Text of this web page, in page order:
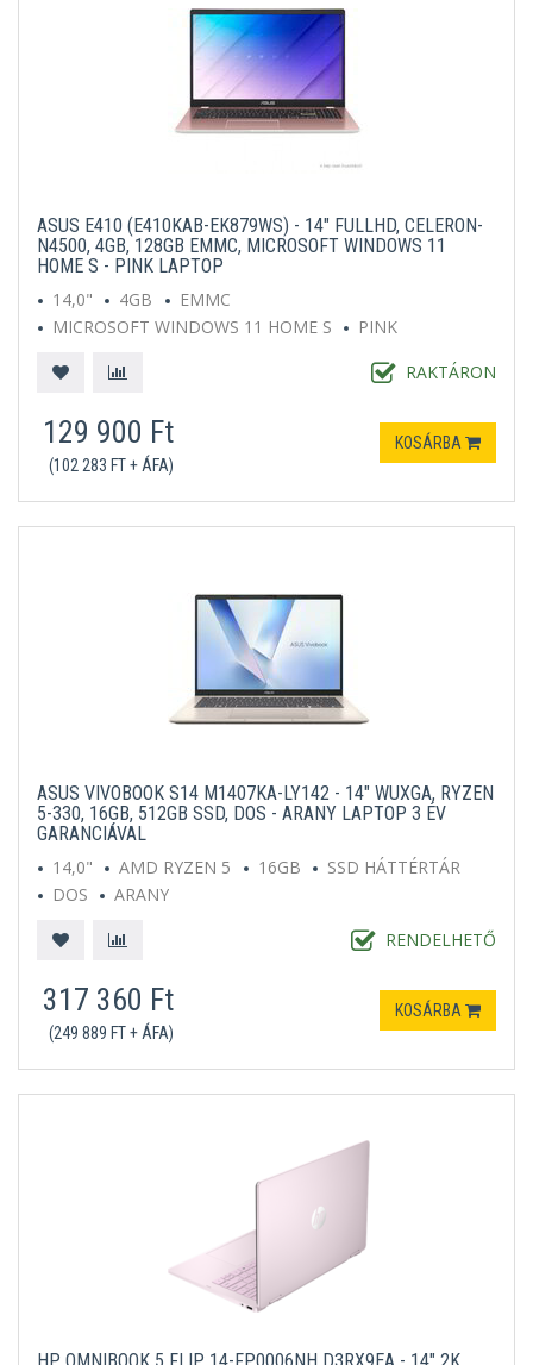
ASUS E410 (E410KAB-EK879WS) - 14" FULLHD, CELERON-
N4500, 4GB, 128GB EMMC, MICROSOFT WINDOWS 11
HOME S - PINK LAPTOP
14,0"
4GB
EMMC
MICROSOFT WINDOWS 11 HOME S
PINK
RAKTÁRON
129 900 Ft
(102 283 FT + ÁFA)
KOSÁRBA
ASUS VIVOBOOK S14 M1407KA-LY142 - 14" WUXGA, RYZEN
5-330, 16GB, 512GB SSD, DOS - ARANY LAPTOP 3 ÉV
GARANCIÁVAL
14,0"
AMD RYZEN 5 16GB
SSD HÁTTÉRTÁR
DOS
ARANY
RENDELHETŐ
317 360 Ft
(249 889 FT + ÁFA)
KOSÁRBA